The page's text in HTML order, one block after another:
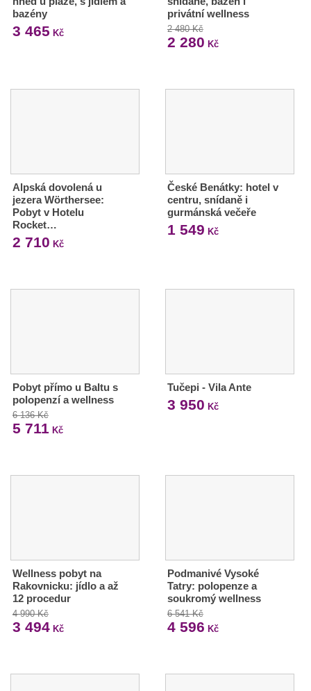
bazény
3 465 Kč
privátní wellness
2 480 Kč
2 280 Kč
Alpská dovolená u
jezera Wörthersee:
Pobyt v Hotelu
Rocket…
2 710 Kč
České Benátky: hotel v
centru, snídaně i
gurmánská večeře
1 549 Kč
Pobyt přímo u Baltu s
polopenzí a wellness
6 136 Kč
5 711 Kč
Tučepi - Vila Ante
3 950 Kč
Wellness pobyt na
Rakovnicku: jídlo a až
12 procedur
4 990 Kč
3 494 Kč
Podmanivé Vysoké
Tatry: polopenze a
soukromý wellness
6 541 Kč
4 596 Kč